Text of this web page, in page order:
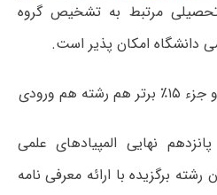
مرتبط به تشخیص گروه
دانشگاه امکان پذیر است.
نهایی المپیادهای علمی
برگزیده با ارائه معرفی نامه